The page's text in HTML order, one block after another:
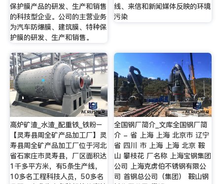
保护膜产品的研发、生产和销售
的科技型企业。公司的主营业务
为汽车防爆膜、建筑膜、特种保
护膜的研发、生产和销售。
线、来信和新闻媒体反映的环境
污染
高炉矿渣_水渣_配重铁_铁粉–
【灵寿县周全矿产品加工厂】灵
寿县周全矿产品加工厂位于河北
省石家庄市灵寿县，厂区面积达
1千多平方米，有5条生产线，
10多名工程科技人员，50多名
全国钢厂简介_文库全国钢厂简
介 - 省 上海 上海 北京市 辽宁
省 四川 市 上海 上海 北京 鞍
山 攀枝花 厂名称 上海宝钢集团
公司 上海克虏伯不锈钢有限公
司 首钢总公司（集团） 鞍山钢